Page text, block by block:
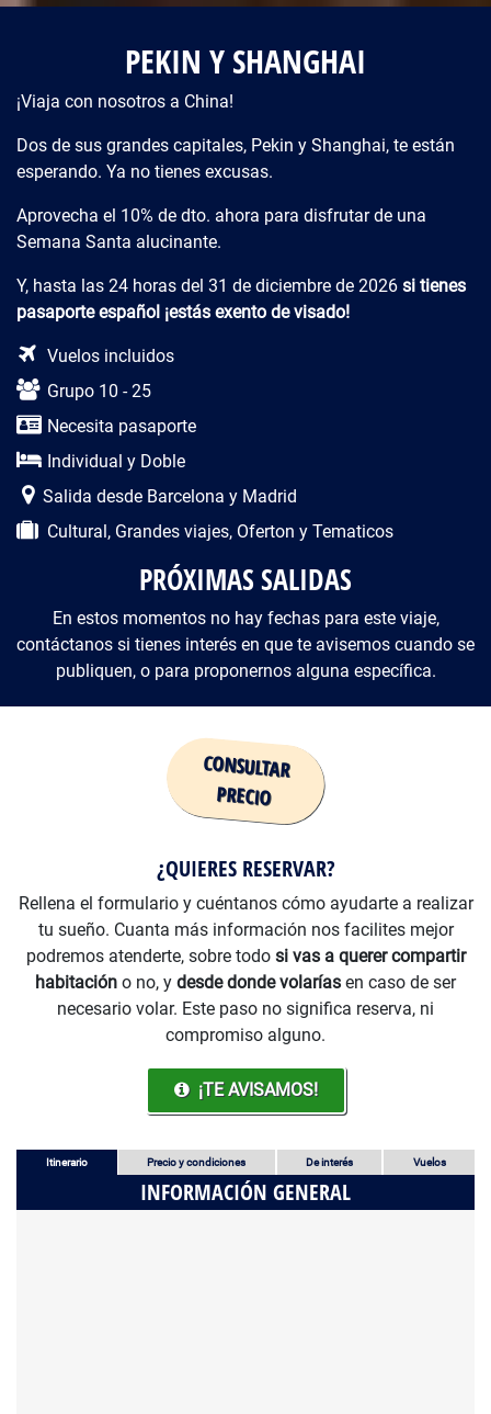
PEKIN Y SHANGHAI
¡Viaja con nosotros a China!
Dos de sus grandes capitales, Pekin y Shanghai, te están
esperando. Ya no tienes excusas.
Aprovecha el 10% de dto. ahora para disfrutar de una
Semana Santa alucinante.
Y, hasta las 24 horas del 31 de diciembre de 2026 si tienes
pasaporte español ¡estás exento de visado!
Descripción del viaje
Vuelos incluidos
Grupo 10 - 25
Necesita pasaporte
Individual y Doble
Salida desde Barcelona y Madrid
Cultural, Grandes viajes, Oferton y Tematicos
PRÓXIMAS SALIDAS
En estos momentos no hay fechas para este viaje,
contáctanos si tienes interés en que te avisemos cuando se
publiquen, o para proponernos alguna específica.
¿QUIERES RESERVAR?
Rellena el formulario y cuéntanos cómo ayudarte a realizar
tu sueño. Cuanta más información nos facilites mejor
podremos atenderte, sobre todo si vas a querer compartir
habitación o no, y desde donde volarías en caso de ser
necesario volar. Este paso no significa reserva, ni
compromiso alguno.
¡TE AVISAMOS!
Itinerario Precio y condiciones De interés Vuelos
INFORMACIÓN GENERAL